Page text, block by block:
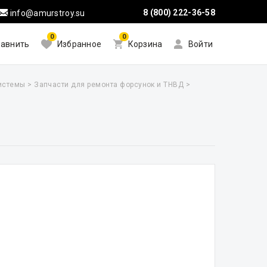
info@amurstroy.su 8 (800) 222-36-58
0
Избранное
0
Корзина Войти
> Запчасти для ремонта форсунок и ТНВД >